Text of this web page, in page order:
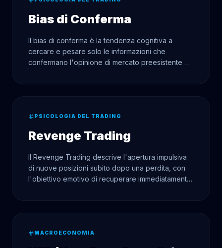
Bias di Conferma
Il bias di conferma è la tendenza cognitiva a
cercare e pesare solo le informazioni che
confermano l'opinione di mercato preesistente —
PSICOLOGIA DEL TRADING
Revenge Trading
Il Revenge Trading descrive l'apertura impulsiva
di nuove posizioni subito dopo una perdita, con
l'obiettivo emotivo di recuperare immediatamente
MACROECONOMIA